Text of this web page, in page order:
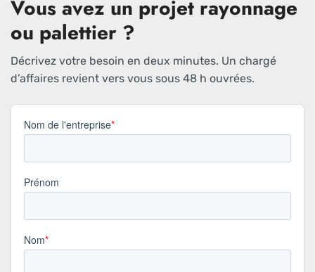
Vous avez un projet rayonnage
ou palettier ?
Décrivez votre besoin en deux minutes. Un chargé
d’affaires revient vers vous sous 48 h ouvrées.